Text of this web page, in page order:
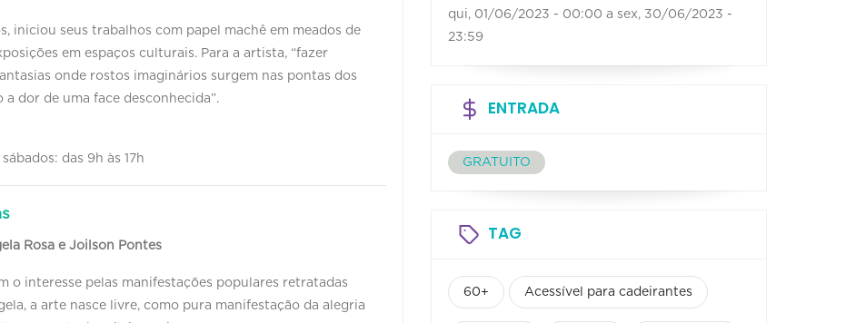
iniciou seus trabalhos com papel machê em meados de
em espaços culturais. Para a artista, “fazer
onde rostos imaginários surgem nas pontas dos
dor de uma face desconhecida”.
das 9h às 17h
Rosa e Joilson Pontes
o interesse pelas manifestações populares retratadas
a arte nasce livre, como pura manifestação da alegria
qui, 01/06/2023 - 00:00 a sex, 30/06/2023 -
23:59
ENTRADA
GRATUITO
TAG
60+ Acessível para cadeirantes